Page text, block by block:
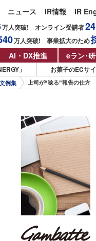
ニュース IR情報 IR
万人突破! オンライン受講者24
万人突破! 事業拡大のため
AI・DX推進 eラン・
」 お菓子のECサ
例集 上司が“唸る”報告の仕方